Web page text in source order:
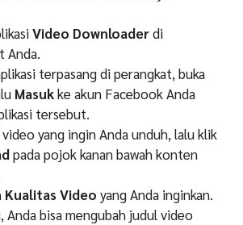
Video Downloaderdi
Anda.
terpasang di perangkat, buka
Masukke akun Facebook Anda
tersebut.
yang ingin Anda unduh, lalu klik
pada pojok kanan bawah konten
Kualitas Video yang Anda inginkan.
Anda bisa mengubah judul video